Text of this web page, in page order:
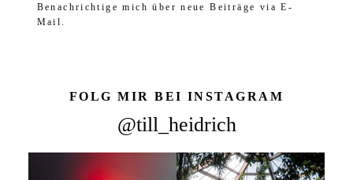
Benachrichtige mich über neue Beiträge via E-
Mail.
FOLG MIR BEI INSTAGRAM
@till_heidrich